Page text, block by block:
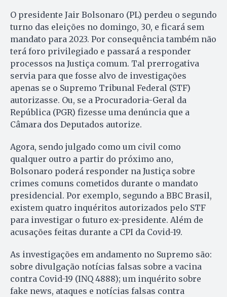
O presidente Jair Bolsonaro (PL) perdeu o segundo
turno das eleições no domingo, 30, e ficará sem
mandato para 2023. Por consequência também não
terá foro privilegiado e passará a responder
processos na Justiça comum. Tal prerrogativa
servia para que fosse alvo de investigações
apenas se o Supremo Tribunal Federal (STF)
autorizasse. Ou, se a Procuradoria-Geral da
República (PGR) fizesse uma denúncia que a
Câmara dos Deputados autorize.
Agora, sendo julgado como um civil como
qualquer outro a partir do próximo ano,
Bolsonaro poderá responder na Justiça sobre
crimes comuns cometidos durante o mandato
presidencial. Por exemplo, segundo a BBC Brasil,
existem quatro inquéritos autorizados pelo STF
para investigar o futuro ex-presidente. Além de
acusações feitas durante a CPI da Covid-19.
As investigações em andamento no Supremo são:
sobre divulgação notícias falsas sobre a vacina
contra Covid-19 (INQ 4888); um inquérito sobre
fake news, ataques e notícias falsas contra